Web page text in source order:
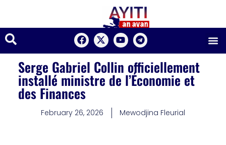
Serge Gabriel Collin officiellement
installé ministre de l’Économie et
des Finances
February 26, 2026 Mewodjina Fleurial